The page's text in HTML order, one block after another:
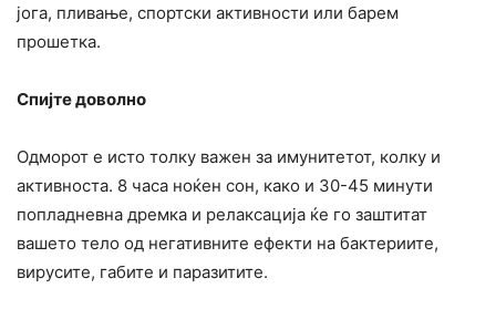
јога, пливање, спортски активности или барем
прошетка.
Спијте доволно
Одморот е исто толку важен за имунитетот, колку и
активноста. 8 часа ноќен сон, како и 30-45 минути
попладневна дремка и релаксација ќе го заштитат
вашето тело од негативните ефекти на бактериите,
вирусите, габите и паразитите.